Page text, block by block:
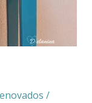
/